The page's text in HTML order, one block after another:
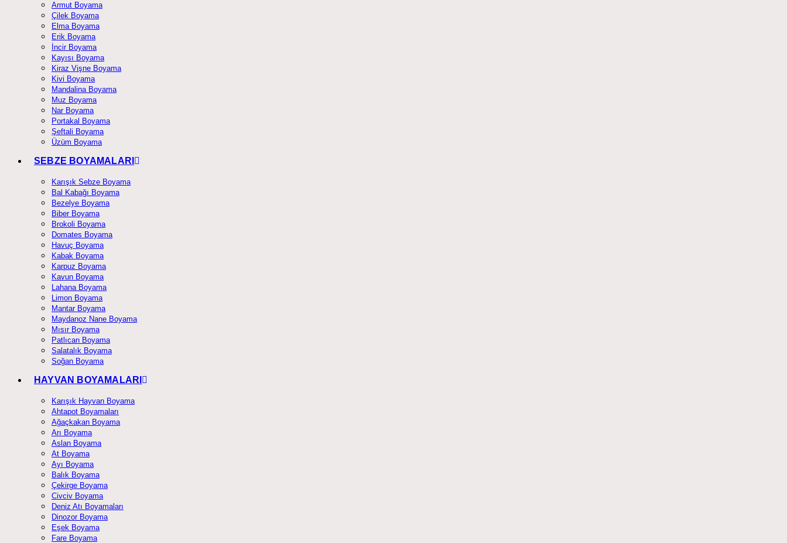
Armut Boyama
Çilek Boyama
Elma Boyama
Erik Boyama
İncir Boyama
Kayısı Boyama
Kiraz Vişne Boyama
Kivi Boyama
Mandalina Boyama
Muz Boyama
Nar Boyama
Portakal Boyama
Şeftali Boyama
Üzüm Boyama
SEBZE BOYAMALARI
Karışık Sebze Boyama
Bal Kabağı Boyama
Bezelye Boyama
Biber Boyama
Brokoli Boyama
Domates Boyama
Havuç Boyama
Kabak Boyama
Karpuz Boyama
Kavun Boyama
Lahana Boyama
Limon Boyama
Mantar Boyama
Maydanoz Nane Boyama
Mısır Boyama
Patlıcan Boyama
Salatalık Boyama
Soğan Boyama
HAYVAN BOYAMALARI
Karışık Hayvan Boyama
Ahtapot Boyamaları
Ağaçkakan Boyama
Arı Boyama
Aslan Boyama
At Boyama
Ayı Boyama
Balık Boyama
Çekirge Boyama
Civciv Boyama
Deniz Atı Boyamaları
Dinozor Boyama
Eşek Boyama
Fare Boyama